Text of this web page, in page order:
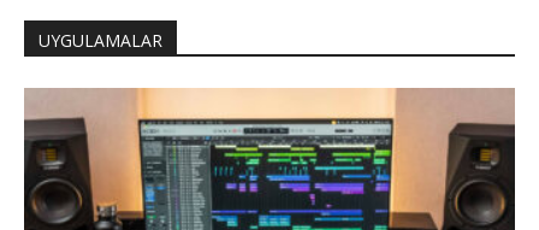
UYGULAMALAR